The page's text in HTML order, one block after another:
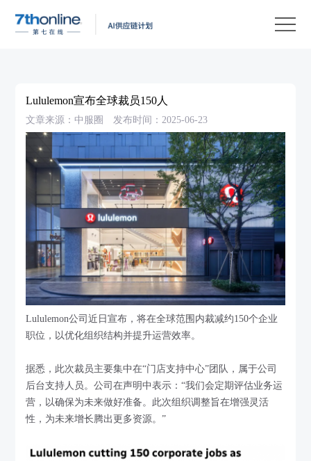
Lululemon宣布全球裁员150人
文章来源：中服圈 发布时间：2025-06-23
Lululemon公司近日宣布，将在全球范围内裁减约150个企业
职位，以优化组织结构并提升运营效率。
据悉，此次裁员主要集中在“门店支持中心”团队，属于公司
后台支持人员。公司在声明中表示：“我们会定期评估业务运
营，以确保为未来做好准备。此次组织调整旨在增强灵活
性，为未来增长腾出更多资源。”